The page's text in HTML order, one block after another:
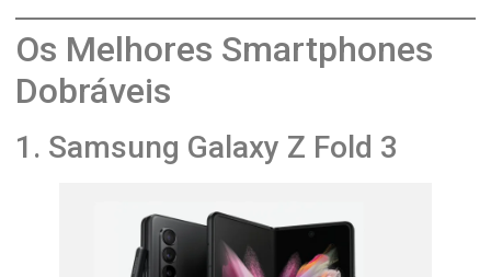
Os Melhores Smartphones
Dobráveis
1. Samsung Galaxy Z Fold 3